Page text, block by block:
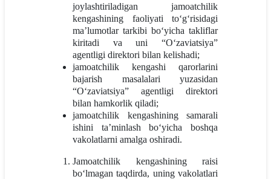
joylashtiriladigan jamoatchilik
kengashining faoliyati to‘g‘risidagi
ma’lumotlar tarkibi bo‘yicha takliflar
kiritadi va uni “O‘zaviatsiya”
agentligi direktori bilan kelishadi;
jamoatchilik kengashi qarorlarini
bajarish masalalari yuzasidan
“O‘zaviatsiya” agentligi direktori
bilan hamkorlik qiladi;
jamoatchilik kengashining samarali
ishini ta’minlash bo‘yicha boshqa
vakolatlarni amalga oshiradi.
Jamoatchilik kengashining raisi
bo‘lmagan taqdirda, uning vakolatlari